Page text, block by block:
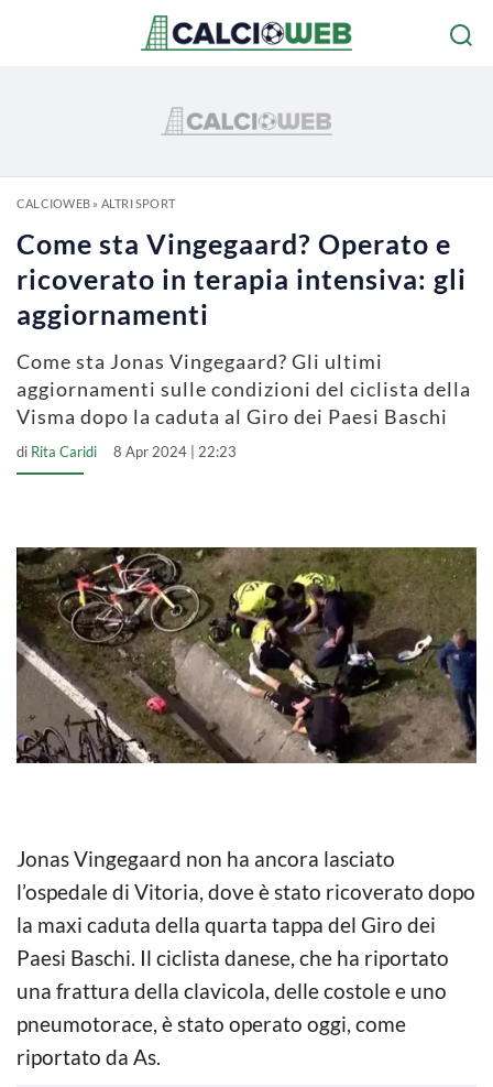
CALCIOWEB» ALTRI SPORT
Come sta Vingegaard? Operato e
ricoverato in terapia intensiva: gli
aggiornamenti
Come sta Jonas Vingegaard? Gli ultimi
aggiornamenti sulle condizioni del ciclista della
Visma dopo la caduta al Giro dei Paesi Baschi
di Rita Caridi 8 Apr 2024 | 22:23
Jonas Vingegaard non ha ancora lasciato
l’ospedale di Vitoria, dove è stato ricoverato dopo
la maxi caduta della quarta tappa del Giro dei
Paesi Baschi. Il ciclista danese, che ha riportato
una frattura della clavicola, delle costole e uno
pneumotorace, è stato operato oggi, come
riportato da As.